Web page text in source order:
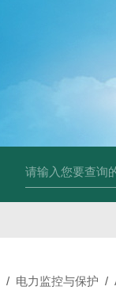
0.4/B终端安
/ 电力监控与保护 /